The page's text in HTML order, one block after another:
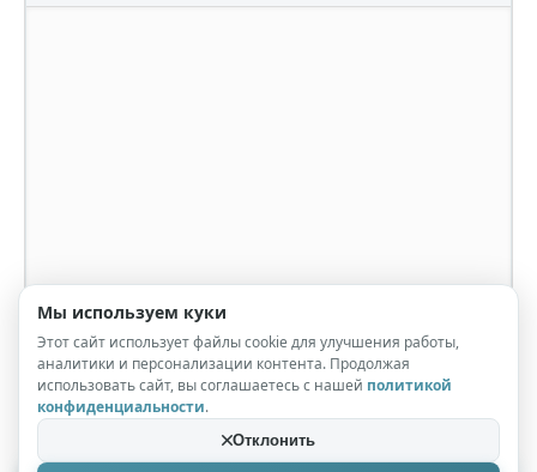
Мы используем куки
Этот сайт использует файлы cookie для улучшения работы,
аналитики и персонализации контента. Продолжая
использовать сайт, вы соглашаетесь с нашей политикой
конфиденциальности.
Отклонить